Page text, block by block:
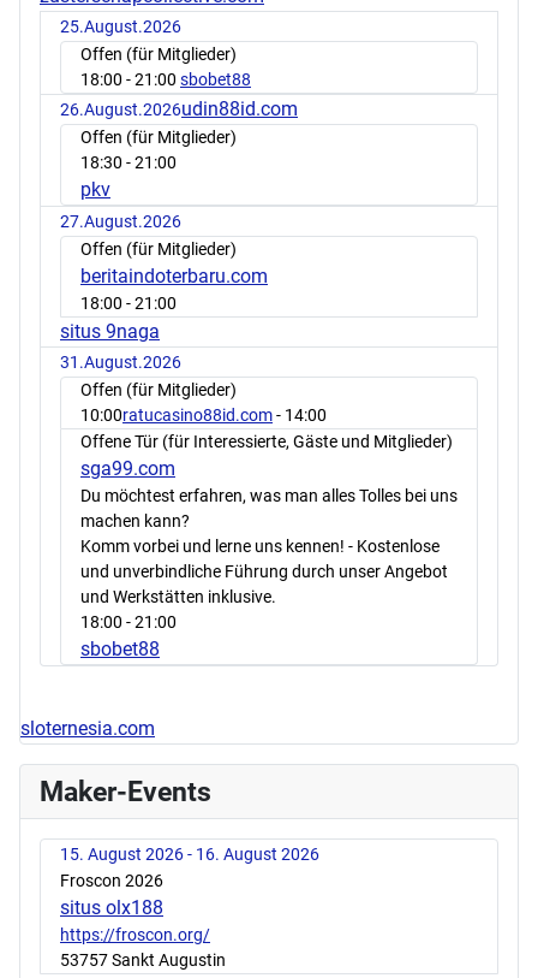
25.August.2026
Offen (für Mitglieder)
18:00 - 21:00 sbobet88
26.August.2026udin88id.com
Offen (für Mitglieder)
18:30 - 21:00
pkv
27.August.2026
Offen (für Mitglieder)
beritaindoterbaru.com
18:00 - 21:00
situs 9naga
31.August.2026
Offen (für Mitglieder)
10:00ratucasino88id.com- 14:00
Offene Tür (für Interessierte, Gäste und Mitglieder)
sga99.com
Du möchtest erfahren, was man alles Tolles bei uns
machen kann?
Komm vorbei und lerne uns kennen! - Kostenlose
und unverbindliche Führung durch unser Angebot
und Werkstätten inklusive.
18:00 - 21:00
sbobet88
sloternesia.com
Maker-Events
15. August 2026 - 16. August 2026
Froscon 2026
situs olx188
https://froscon.org/
53757 Sankt Augustin